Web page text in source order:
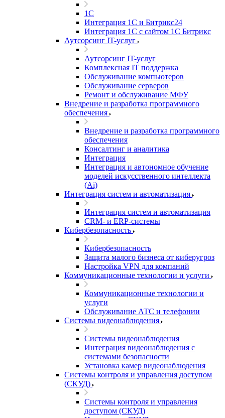
1С
Интеграция 1С и Битрикс24
Интеграция 1С с сайтом 1С Битрикс
Аутсорсинг IT-услуг
Аутсорсинг IT-услуг
Комплексная IT поддержка
Обслуживание компьютеров
Обслуживание серверов
Ремонт и обслуживание МФУ
Внедрение и разработка программного
обеспечения
Внедрение и разработка программного
обеспечения
Консалтинг и аналитика
Интеграция
Интеграция и автономное обучение
моделей искусственного интеллекта
(Ai)
Интеграция систем и автоматизация
Интеграция систем и автоматизация
CRM- и ERP-системы
Кибербезопасность
Кибербезопасность
Защита малого бизнеса от киберугроз
Настройка VPN для компаний
Коммуникационные технологии и услуги
Коммуникационные технологии и
услуги
Обслуживание АТС и телефонии
Системы видеонаблюдения
Системы видеонаблюдения
Интеграция видеонаблюдения с
системами безопасности
Установка камер видеонаблюдения
Системы контроля и управления доступом
(СКУД)
Системы контроля и управления
доступом (СКУД)